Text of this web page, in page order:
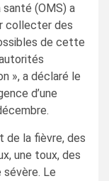
santé (OMS) a
collecter des
de cette
», a déclaré le
d’une
de la fièvre, des
une toux, des
Le